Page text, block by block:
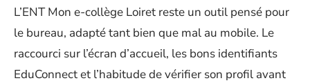
L’ENT Mon e-collège Loiret reste un outil pensé pour
le bureau, adapté tant bien que mal au mobile. Le
raccourci sur l’écran d’accueil, les bons identifiants
EduConnect et l’habitude de vérifier son profil avant